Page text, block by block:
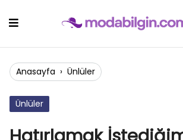
Anasayfa › Ünlüler
Ünlüler